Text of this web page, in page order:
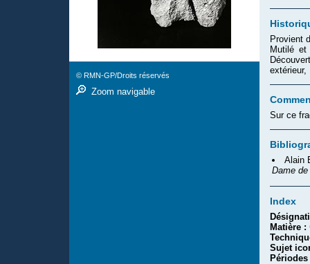
Provient
Mutilé et
extérieur,
Sur ce
Alain
Dame
Index
Matière :
Sujet
© RMN-GP/Droits réservés
Zoom navigable